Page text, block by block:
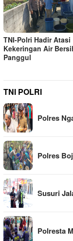
TNI-Polri Hadir Atasi
Kekeringan Air
Panggul
TNI POLRI
Polres
Polres
Susuri
Polresta